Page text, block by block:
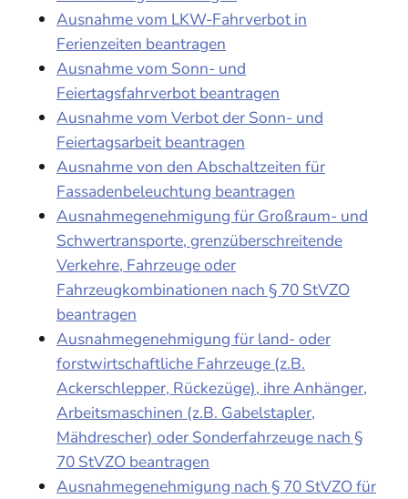
Ausnahme vom LKW-Fahrverbot in
Ferienzeiten beantragen
Ausnahme vom Sonn- und
Feiertagsfahrverbot beantragen
Ausnahme vom Verbot der Sonn- und
Feiertagsarbeit beantragen
Ausnahme von den Abschaltzeiten für
Fassadenbeleuchtung beantragen
Ausnahmegenehmigung für Großraum- und
Schwertransporte, grenzüberschreitende
Verkehre, Fahrzeuge oder
Fahrzeugkombinationen nach § 70 StVZO
beantragen
Ausnahmegenehmigung für land- oder
forstwirtschaftliche Fahrzeuge (z.B.
Ackerschlepper, Rückezüge), ihre Anhänger,
Arbeitsmaschinen (z.B. Gabelstapler,
Mähdrescher) oder Sonderfahrzeuge nach §
70 StVZO beantragen
Ausnahmegenehmigung nach § 70 StVZO für